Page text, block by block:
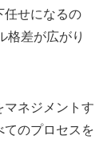
任せになるの
格差が広がり
マネジメントす
てのプロセスを